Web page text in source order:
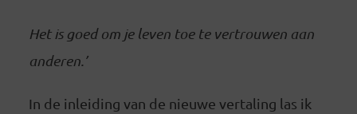
Het is goed om je leven toe te vertrouwen aan
anderen.’
In de inleiding van de nieuwe vertaling las ik